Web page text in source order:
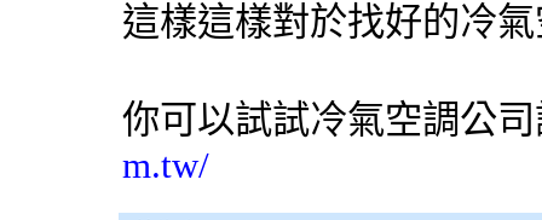
這樣這樣對於找好的冷
你可以試試冷氣空調公
m.tw/